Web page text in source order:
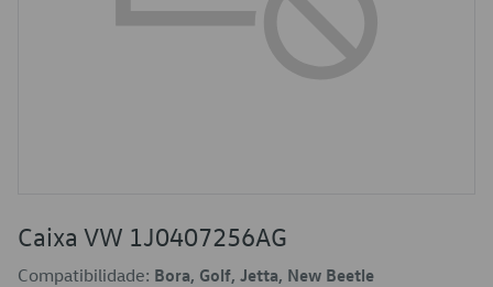
Caixa VW 1J0407256AG
Compatibilidade: Bora, Golf, Jetta, New Beetle